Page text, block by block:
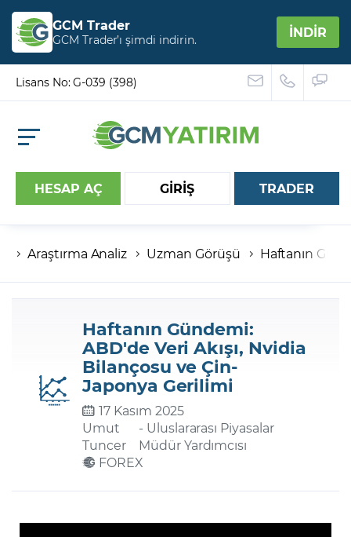
GCM Trader
GCM Trader’ı şimdi indirin. İNDİR
Lisans No: G-039 (398)
HESAP AÇ GİRİŞ
Hesap numaranız
Şifreniz
Şifremi Unuttum
TRADER
Araştırma Analiz Uzman Görüşü Haftanın
Haftanın Gündemi:
ABD'de Veri Akışı, Nvidia
Bilançosu ve Çin-
Japonya Gerilimi
17 Kasım 2025
Umut
Tuncer
- Uluslararası Piyasalar
Müdür Yardımcısı
FOREX